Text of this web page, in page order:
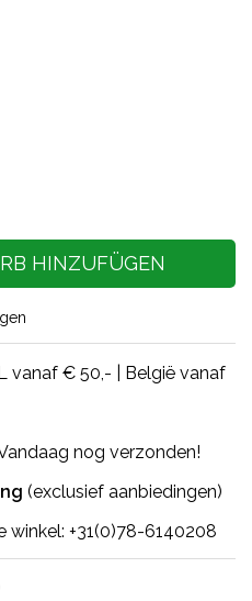
HINZUFÜGEN
vanaf € 50,- | België vanaf
nog verzonden!
(exclusief aanbiedingen)
winkel: +31(0)78-6140208